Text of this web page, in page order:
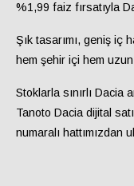
%1,99 faiz fırsatıyla
Şık tasarımı, geniş iç
hem şehir içi hem
Stoklarla sınırlı Dacia
Tanoto Dacia dijital
numaralı hattımızdan